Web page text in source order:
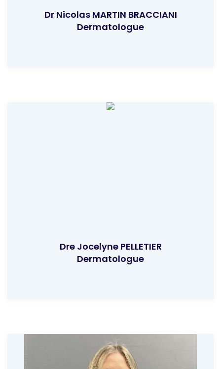
Dr Nicolas MARTIN BRACCIANI
Dermatologue
Dre Jocelyne PELLETIER
Dermatologue